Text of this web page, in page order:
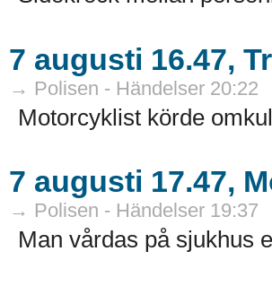
7 augusti 16.47,
→ Polisen - Händelser 20:22
Motorcyklist körde
7 augusti 17.47,
→ Polisen - Händelser 19:37
Man vårdas på sjukhus